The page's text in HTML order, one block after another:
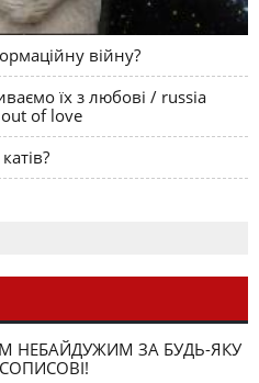
війну?
їх з любові / russia
of love
НЕБАЙДУЖИМ ЗА БУДЬ-ЯКУ